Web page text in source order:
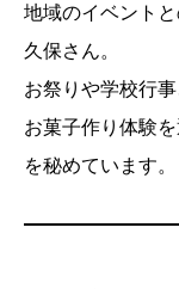
地域のイベント
久保さん。
お祭りや学校行
お菓子作り体験
を秘めています。